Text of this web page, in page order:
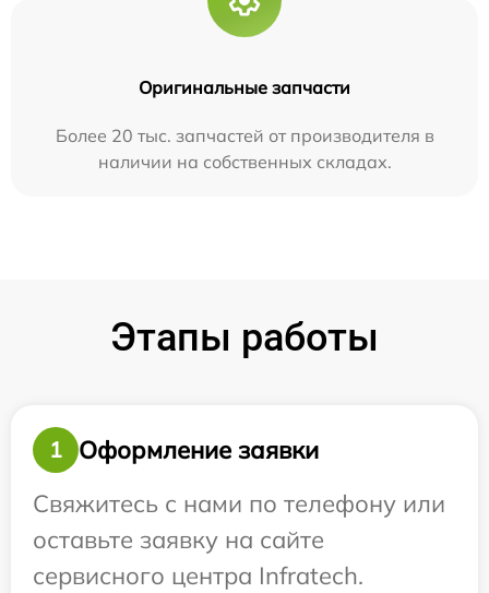
Оригинальные запчасти
Более 20 тыс. запчастей от производителя в
наличии на собственных складах.
Этапы работы
1
Оформление заявки
Свяжитесь с нами по телефону или
оставьте заявку на сайте
сервисного центра Infratech.